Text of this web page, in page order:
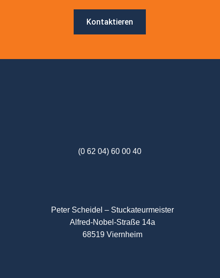
Kontaktieren
(0 62 04) 60 00 40
Peter Scheidel – Stuckateurmeister
Alfred-Nobel-Straße 14a
68519 Viernheim